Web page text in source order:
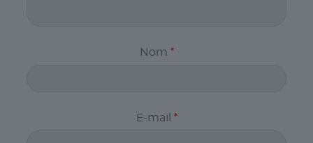
Nom *
E-mail *